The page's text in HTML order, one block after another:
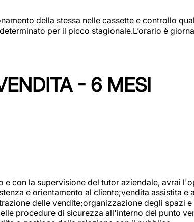
della stessa nelle cassette e controllo
per il picco stagionale.L’orario è
- 6 MESI
con la supervisione del tutor aziendale, avrai
e orientamento al cliente;vendita assistita
delle vendite;organizzazione degli spazi
procedure di sicurezza all'interno del punto